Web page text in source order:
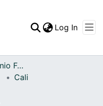
Statistics
Log In
Archivo del Patrimonio Fotográfico y Fílmico del Valle del Cauca
Cali